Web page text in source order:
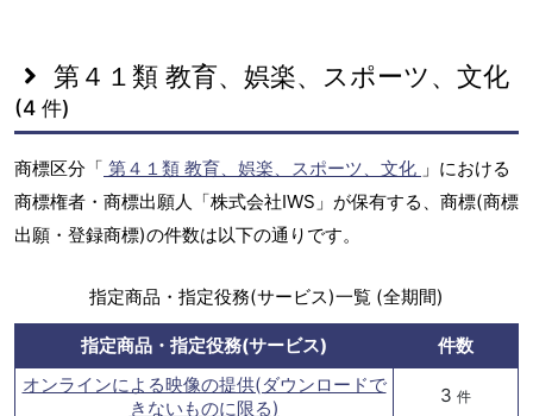
第４１類 教育、娯楽、スポーツ、文化
(4 件)
商標区分「 第４１類 教育、娯楽、スポーツ、文化 」における
商標権者・商標出願人「株式会社IWS」が保有する、商標(商標
出願・登録商標)の件数は以下の通りです。
指定商品・指定役務(サービス)一覧 (全期間)
指定商品・指定役務(サービス)
件数
オンラインによる映像の提供(ダウンロードで
きないものに限る)
3 件